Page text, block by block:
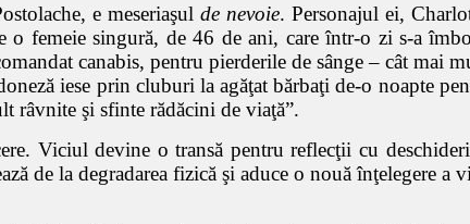
e meseriaşul de nevoie. Personajul ei,
o femeie singură, de 46 de ani, care într-o zi s-a
canabis, pentru pierderile de sânge – cât mai
iese prin cluburi la agăţat bărbaţi de-o noapte
râvnite şi sfinte rădăcini de viaţă”.
Viciul devine o transă pentru reflecţii cu
de la degradarea fizică şi aduce o nouă înţelegere a